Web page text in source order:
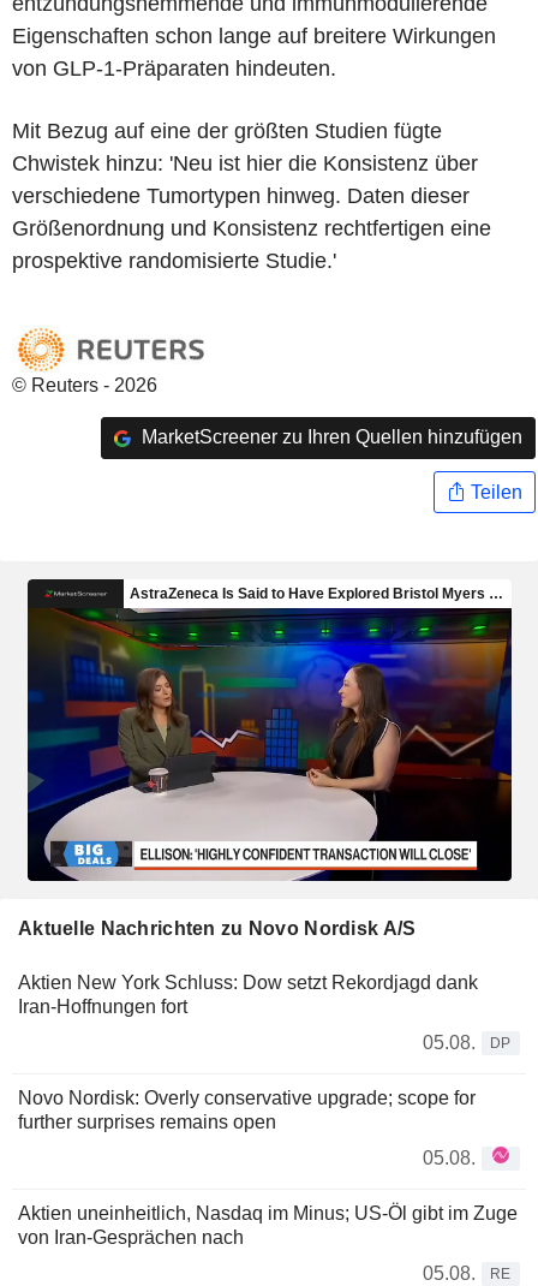
Eigenschaften schon lange auf breitere Wirkungen
von GLP-1-Präparaten hindeuten.
Mit Bezug auf eine der größten Studien fügte
Chwistek hinzu: 'Neu ist hier die Konsistenz über
verschiedene Tumortypen hinweg. Daten dieser
Größenordnung und Konsistenz rechtfertigen eine
prospektive randomisierte Studie.'
© Reuters - 2026
MarketScreener zu Ihren Quellen hinzufügen
Teilen
Aktuelle Nachrichten zu Novo Nordisk A/S
Aktien New York Schluss: Dow setzt Rekordjagd dank
Iran-Hoffnungen fort
05.08.
DP
Novo Nordisk: Overly conservative upgrade; scope for
further surprises remains open
05.08.
Aktien uneinheitlich, Nasdaq im Minus; US-Öl gibt im Zuge
von Iran-Gesprächen nach
05.08.
RE